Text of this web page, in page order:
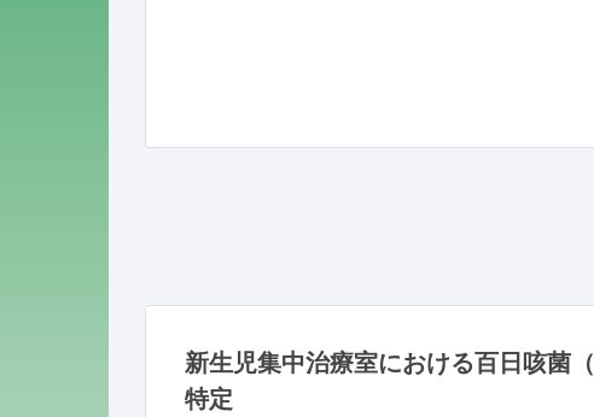
新生児集中治療室における百日咳菌（
特定